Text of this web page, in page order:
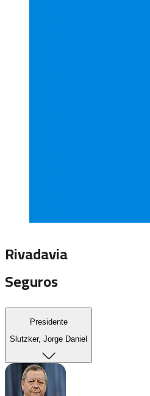
Rivadavia
Seguros
Presidente
Slutzker, Jorge Daniel